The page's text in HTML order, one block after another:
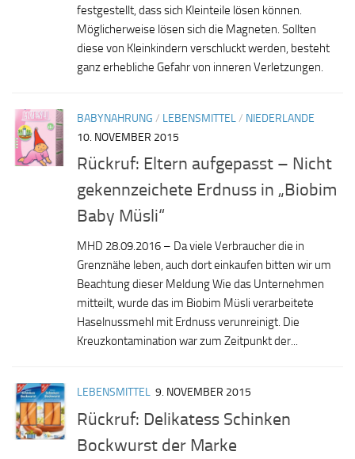
festgestellt, dass sich Kleinteile lösen können.
Möglicherweise lösen sich die Magneten. Sollten
diese von Kleinkindern verschluckt werden, besteht
ganz erhebliche Gefahr von inneren Verletzungen.
BABYNAHRUNG / LEBENSMITTEL/ NIEDERLANDE
10. NOVEMBER 2015
Rückruf: Eltern aufgepasst – Nicht
gekennzeichete Erdnuss in „Biobim
Baby Müsli“
MHD 28.09.2016 – Da viele Verbraucher die in
Grenznähe leben, auch dort einkaufen bitten wir um
Beachtung dieser Meldung Wie das Unternehmen
mitteilt, wurde das im Biobim Müsli verarbeitete
Haselnussmehl mit Erdnuss verunreinigt. Die
Kreuzkontamination war zum Zeitpunkt der...
LEBENSMITTEL 9. NOVEMBER 2015
Rückruf: Delikatess Schinken
Bockwurst der Marke